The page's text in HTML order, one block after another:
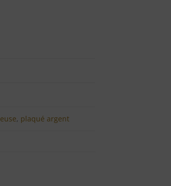
, plaqué argent